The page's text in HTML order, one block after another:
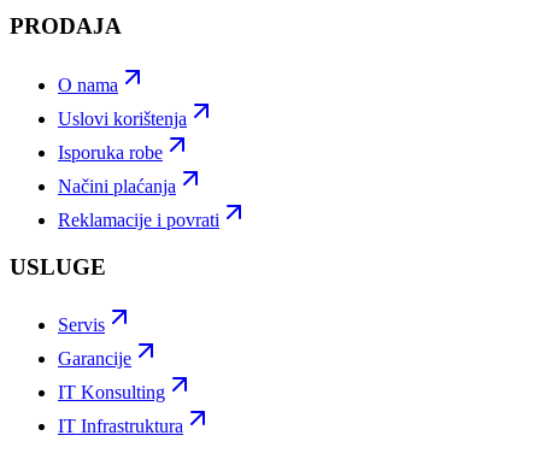
PRODAJA
O nama
Uslovi korištenja
Isporuka robe
Načini plaćanja
Reklamacije i povrati
USLUGE
Servis
Garancije
IT Konsulting
IT Infrastruktura